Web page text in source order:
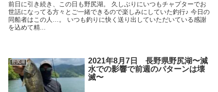
前日に引き続き、この日も野尻湖。 久しぶりにいつもチャプターでお
世話になってる方々とご一緒できるので楽しみにしていた釣行♪ 今日の
同船者はこの人…。 いつも釣りに快く送り出していただいている感謝
を込めて精...
野尻湖
2021年8月7日 長野県野尻湖〜減
水での影響で前週のパターンは壊
滅〜